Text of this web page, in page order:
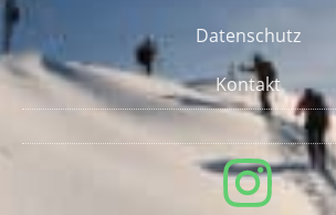
Datenschutz
Kontakt